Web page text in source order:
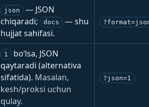
json
— JSON
chiqaradi;
docs
— shu
hujjat sahifasi.
1
bo‘lsa, JSON
qaytaradi (alternativa
sifatida). Masalan,
kesh/proksi uchun
qulay.
?json=1